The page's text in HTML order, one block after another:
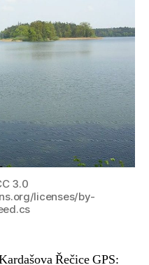
3.0
licenses/by-
Řečice GPS: